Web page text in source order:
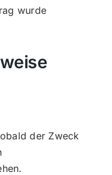
wurde
der Zweck